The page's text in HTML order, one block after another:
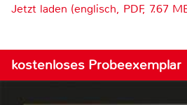
Jetzt laden (englisch, PDF, 7.67
kostenloses Probeexemplar